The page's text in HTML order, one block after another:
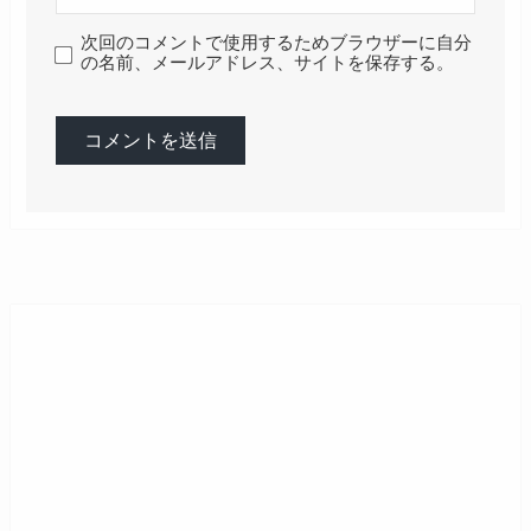
次回のコメントで使用するためブラウザーに自分
の名前、メールアドレス、サイトを保存する。